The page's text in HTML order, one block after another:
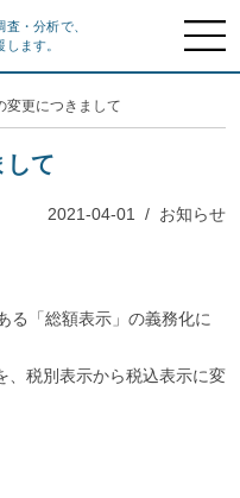
・分析で、
ます。
変更につきまして
して
2021-04-01 / お知らせ
る「総額表示」の義務化に
、税別表示から税込表示に変